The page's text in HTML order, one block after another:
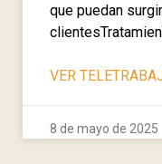
que puedan
VER
8 de mayo de 2025